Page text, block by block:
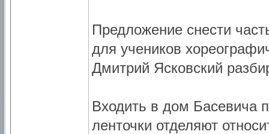
Предложение снести
для учеников
Дмитрий Ясковский
Входить в дом Басевича
ленточки отделяют